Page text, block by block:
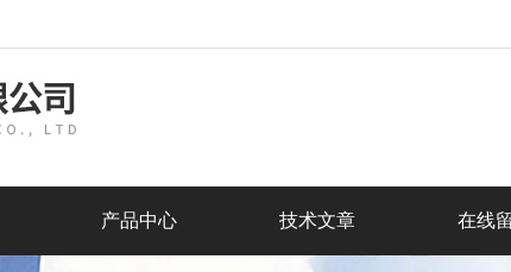
产品中心 技术文章 在线